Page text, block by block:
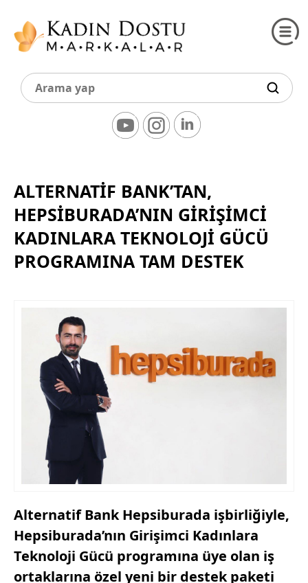
ALTERNATİF BANK’TAN,
HEPSİBURADA’NIN GİRİŞİMCİ
KADINLARA TEKNOLOJİ GÜCÜ
PROGRAMINA TAM DESTEK
Alternatif Bank Hepsiburada işbirliğiyle,
Hepsiburada’nın Girişimci Kadınlara
Teknoloji Gücü programına üye olan iş
ortaklarına özel yeni bir destek paketi